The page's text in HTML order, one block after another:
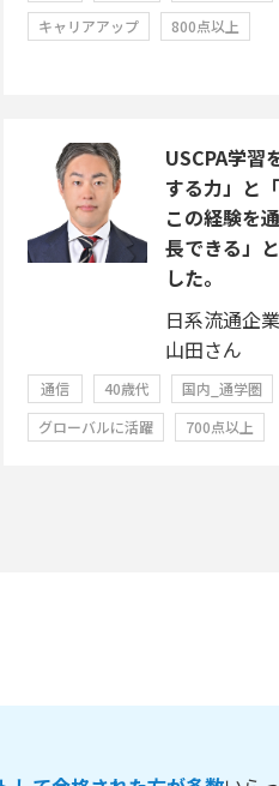
キャリアアップ
800点以上
USCPA学習
する力」と
この経験を
長できる」
した。
日系流通企
山田さん
通信 40歳代 国内_通学圏
グローバルに活躍
700点以上